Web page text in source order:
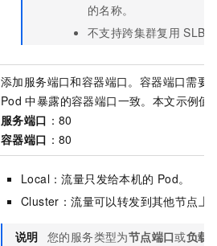
的名称。
不支持跨集群复用 SLB。
添加服务端口和容器端口。容器端口需要
Pod 中暴露的容器端口一致。本文示例值
服务端口 ：80
容器端口 ：80
Local：流量只发给本机的 Pod。
Cluster：流量可以转发到其他节点上
说明 您的服务类型为节点端口或负载